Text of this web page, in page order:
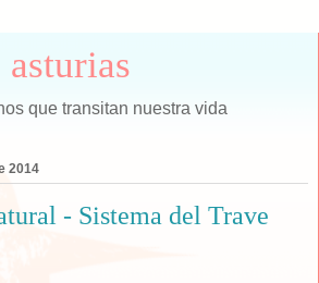
que transitan nuestra vida
2014
- Sistema del Trave